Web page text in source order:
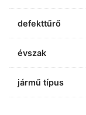
defekttűrő
évszak
jármű típus